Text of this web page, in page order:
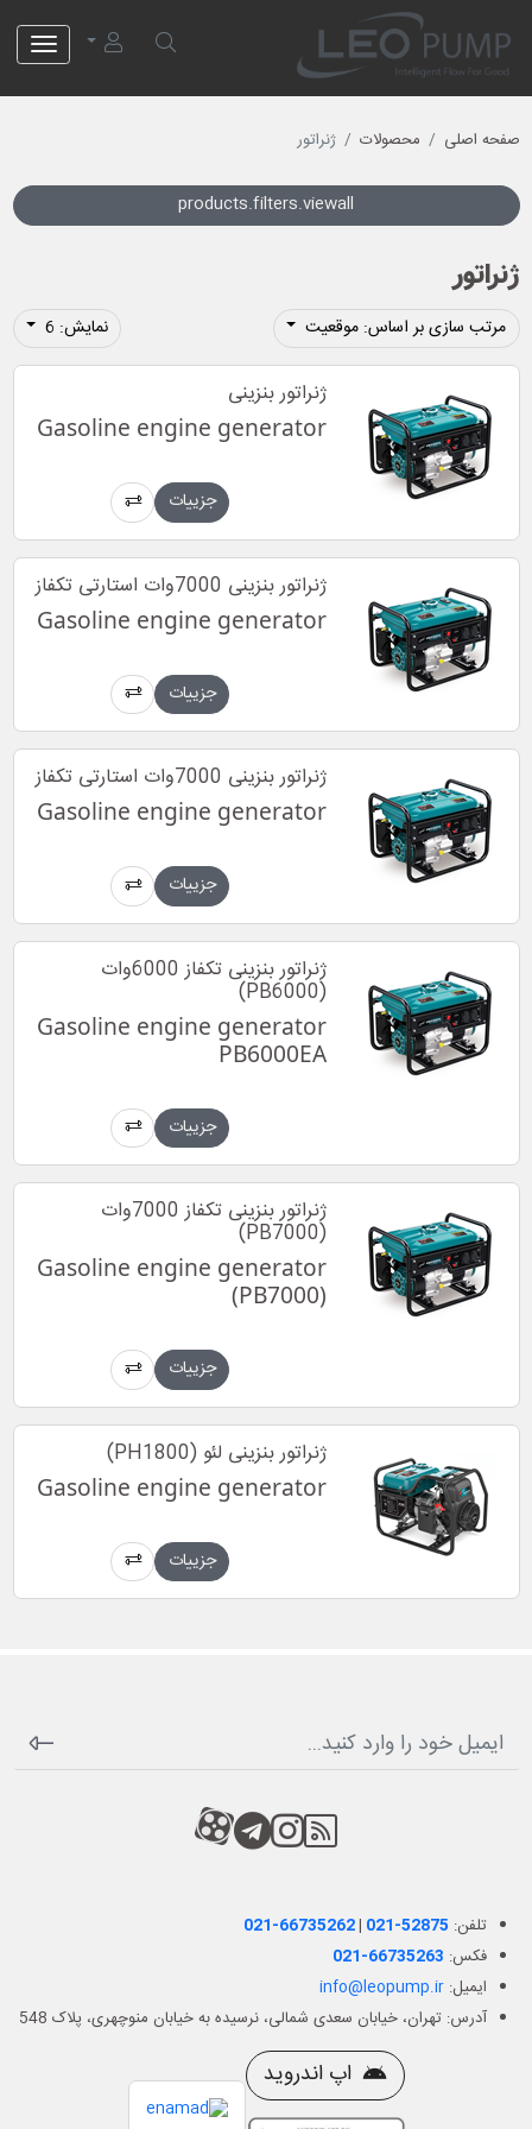
صفحه اصلی محصولات ژنراتور
products.filters.viewall
ژنراتور
مرتب سازی بر اساس: موقعیت نمایش: 6
ژنراتور بنزینی
Gasoline engine generator
جزییات
ژنراتور بنزینی 7000وات استارتی تکفاز
Gasoline engine generator
جزییات
ژنراتور بنزینی 7000وات استارتی تکفاز
Gasoline engine generator
جزییات
ژنراتور بنزینی تکفاز 6000وات
(PB6000)
Gasoline engine generator
PB6000EA
جزییات
ژنراتور بنزینی تکفاز 7000وات
(PB7000)
Gasoline engine generator
(PB7000)
جزییات
ژنراتور بنزینی لئو (PH1800)
Gasoline engine generator
جزییات
RSS
کانال آپارات
کانال تلگرام
کانال آپارات
تلفن: 021-66735262| 021-52875
فکس: 021-66735263
ایمیل:info@leopump.ir
آدرس: تهران، خیابان سعدی شمالی، نرسیده به خیابان منوچهری، پلاک 548
اپ اندروید